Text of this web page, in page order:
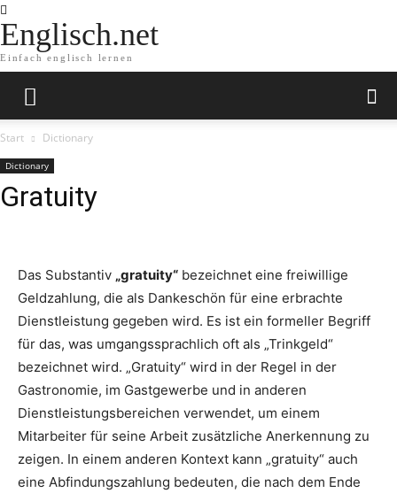
Englisch.net
Einfach englisch lernen
Start Dictionary
Dictionary
Gratuity
Das Substantiv „gratuity“ bezeichnet eine freiwillige
Geldzahlung, die als Dankeschön für eine erbrachte
Dienstleistung gegeben wird. Es ist ein formeller Begriff
für das, was umgangssprachlich oft als „Trinkgeld“
bezeichnet wird. „Gratuity“ wird in der Regel in der
Gastronomie, im Gastgewerbe und in anderen
Dienstleistungsbereichen verwendet, um einem
Mitarbeiter für seine Arbeit zusätzliche Anerkennung zu
zeigen. In einem anderen Kontext kann „gratuity“ auch
eine Abfindungszahlung bedeuten, die nach dem Ende